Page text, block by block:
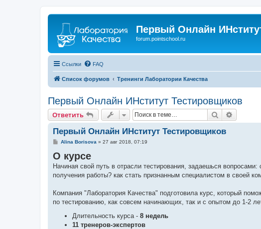
Первый Онлайн
forum.pointschool.ru
Ссылки FAQ
Список форумов Тренинги Лаборатории Качества
Первый Онлайн ИНститут Тестировщиков
Ответить Поиск
Первый Онлайн ИНститут Тестировщиков
С
о
б
щ
н
Alina Borisova » 27 авг 2018, 07:19
О курсе
Начиная свой путь в отрасли тестирования, задаешься
получения работы? как стать признанным специалистом в своей
Компания "Лаборатория Качества" подготовила курс, который
по тестированию, как совсем начинающих, так и с опытом до 1-2
Длительность курса - 8 недель
11 тренеров-экспертов